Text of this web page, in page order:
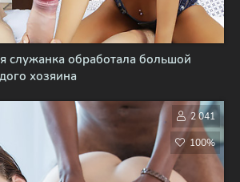
служанка обработала большой
хозяина
2 041
100%